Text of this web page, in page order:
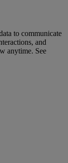
to communicate
and
anytime. See